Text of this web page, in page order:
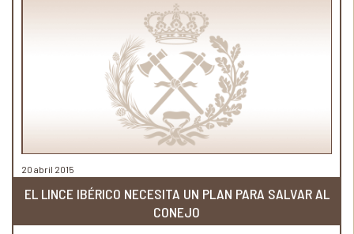
20 abril 2015
EL LINCE IBÉRICO NECESITA UN PLAN PARA SALVAR AL
CONEJO